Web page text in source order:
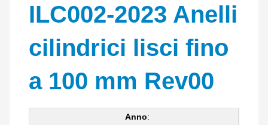
ILC002-2023 Anelli
cilindrici lisci fino
a 100 mm Rev00
Anno: